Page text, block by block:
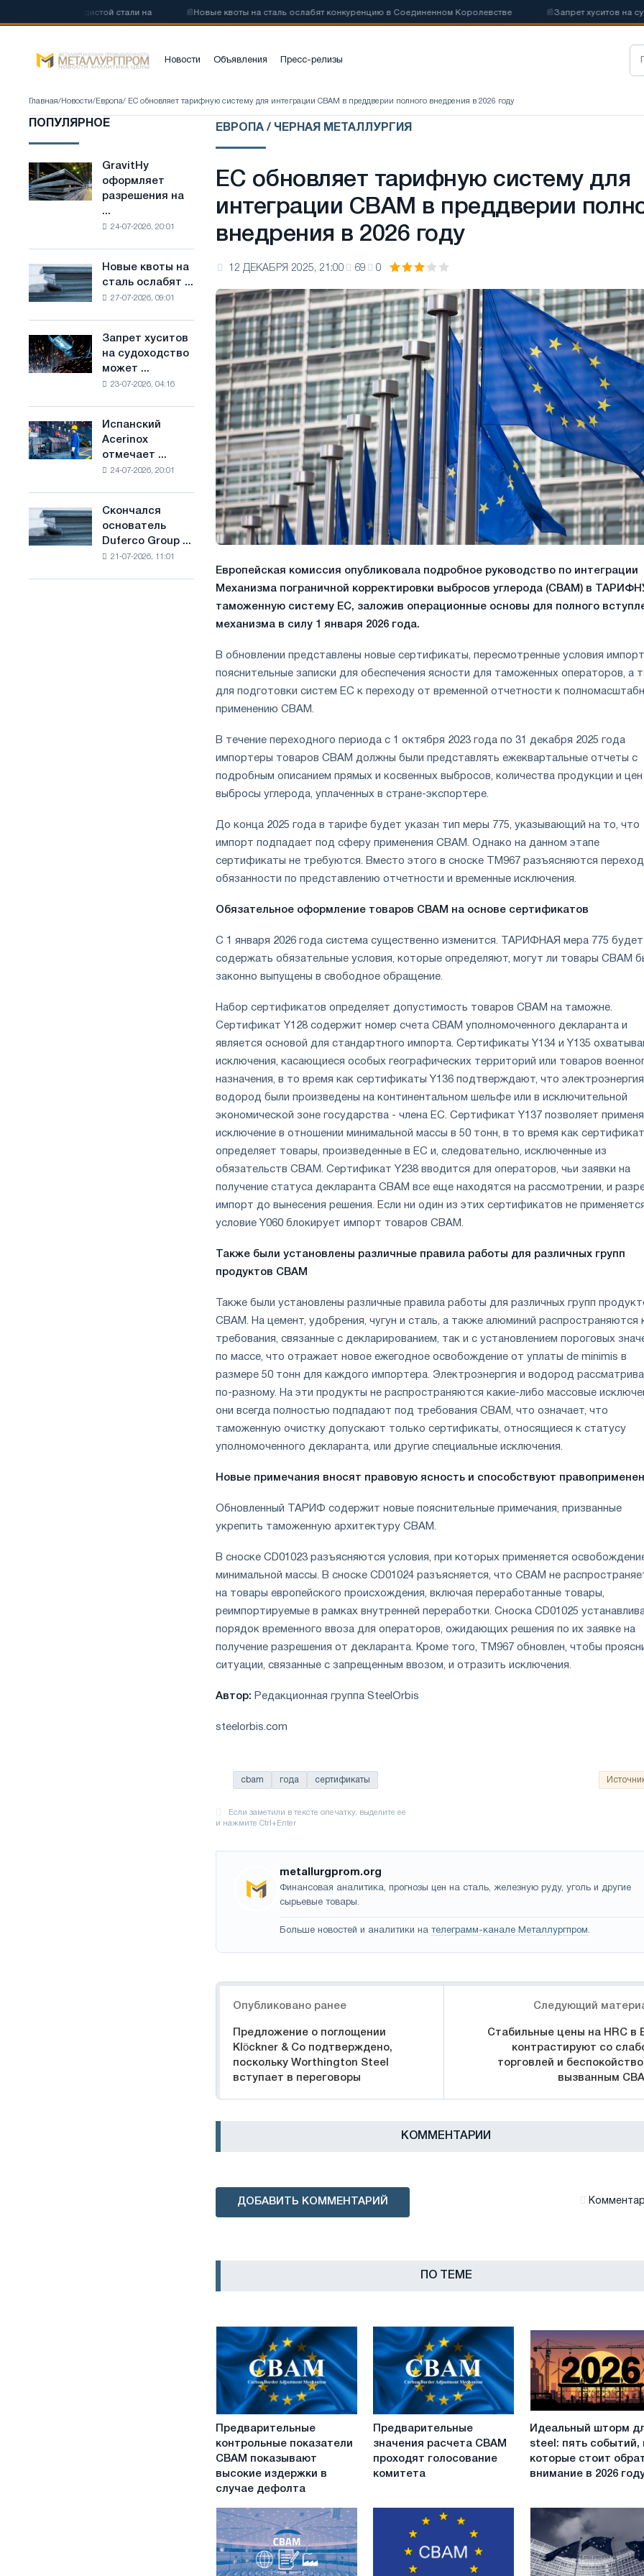
стали на 📰Новые квоты на сталь ослабят конкуренцию в Соединенном Королевстве 📰Запрет хуситов на
Новости Объявления Пресс-релизы
Главная/ Новости/ Европа/ ЕС обновляет тарифную систему для интеграции CBAM в преддверии полного внедрения в 2026 году
ПОПУЛЯРНОЕ
GravitHy
оформляет
разрешения
строительство
производству
низкоуглеродистой
на
основе
водорода
во
GravitHy
оформляет
разрешения на
...
24-07-2026, 20:01
Новые
квоты
на
конкуренцию
в
Новые квоты на
сталь ослабят ...
27-07-2026, 09:01
Запрет
хуситов
на
импорт
Саудовской
Запрет хуситов
на судоходство
может ...
23-07-2026, 04:16
Испанский
Acerinox
отмечает
положительную
втором
полугодии
мерам
Испанский
Acerinox
отмечает ...
24-07-2026, 20:01
Скончался
основатель
Duferco
Скончался
основатель
Duferco Group ...
21-07-2026, 11:01
ЕВРОПА / ЧЕРНАЯ МЕТАЛЛУРГИЯ
ЕС обновляет тарифную систему для
интеграции CBAM в преддверии
внедрения в 2026 году
12 ДЕКАБРЯ 2025, 21:00 69 0
Европейская комиссия опубликовала подробное руководство по интеграции
Механизма пограничной корректировки выбросов углерода (CBAM) в
таможенную систему ЕС, заложив операционные основы для полного
механизма в силу 1 января 2026 года.
В обновлении представлены новые сертификаты, пересмотренные условия
пояснительные записки для обеспечения ясности для таможенных операторов, а
для подготовки систем ЕС к переходу от временной отчетности к
применению CBAM.
В течение переходного периода с 1 октября 2023 года по 31 декабря 2025 года
импортеры товаров CBAM должны были представлять ежеквартальные отчеты с
подробным описанием прямых и косвенных выбросов, количества продукции и цен
выбросы углерода, уплаченных в стране-экспортере.
До конца 2025 года в тарифе будет указан тип меры 775, указывающий на то, что
импорт подпадает под сферу применения CBAM. Однако на данном этапе
сертификаты не требуются. Вместо этого в сноске TM967 разъясняются
обязанности по представлению отчетности и временные исключения.
Обязательное оформление товаров CBAM на основе сертификатов
С 1 января 2026 года система существенно изменится. ТАРИФНАЯ мера 775 будет
содержать обязательные условия, которые определяют, могут ли товары CBAM
законно выпущены в свободное обращение.
Набор сертификатов определяет допустимость товаров CBAM на таможне.
Сертификат Y128 содержит номер счета CBAM уполномоченного декларанта и
является основой для стандартного импорта. Сертификаты Y134 и Y135
исключения, касающиеся особых географических территорий или товаров
назначения, в то время как сертификаты Y136 подтверждают, что
водород были произведены на континентальном шельфе или в исключительной
экономической зоне государства - члена ЕС. Сертификат Y137 позволяет
исключение в отношении минимальной массы в 50 тонн, в то время как
определяет товары, произведенные в ЕС и, следовательно, исключенные из
обязательств CBAM. Сертификат Y238 вводится для операторов, чьи заявки на
получение статуса декларанта CBAM все еще находятся на рассмотрении, и
импорт до вынесения решения. Если ни один из этих сертификатов не
условие Y060 блокирует импорт товаров CBAM.
Также были установлены различные правила работы для различных групп
продуктов CBAM
Также были установлены различные правила работы для различных групп
CBAM. На цемент, удобрения, чугун и сталь, а также алюминий распространяются
требования, связанные с декларированием, так и с установлением пороговых
по массе, что отражает новое ежегодное освобождение от уплаты de minimis в
размере 50 тонн для каждого импортера. Электроэнергия и водород
по-разному. На эти продукты не распространяются какие-либо массовые
они всегда полностью подпадают под требования CBAM, что означает, что
таможенную очистку допускают только сертификаты, относящиеся к статусу
уполномоченного декларанта, или другие специальные исключения.
Новые примечания вносят правовую ясность и способствуют
Обновленный ТАРИФ содержит новые пояснительные примечания, призванные
укрепить таможенную архитектуру CBAM.
В сноске CD01023 разъясняются условия, при которых применяется
минимальной массы. В сноске CD01024 разъясняется, что CBAM не
на товары европейского происхождения, включая переработанные товары,
реимпортируемые в рамках внутренней переработки. Сноска CD01025
порядок временного ввоза для операторов, ожидающих решения по их заявке на
получение разрешения от декларанта. Кроме того, TM967 обновлен, чтобы
ситуации, связанные с запрещенным ввозом, и отразить исключения.
Автор: Редакционная группа SteelOrbis
steelorbis.com
cbam года сертификаты
metallurgprom.org
Финансовая аналитика, прогнозы цен на сталь, железную руду, уголь и другие
сырьевые товары.
Больше новостей и аналитики на телеграмм-канале Металлургпром.
Опубликовано ранее
Предложение о поглощении
Klöckner & Co подтверждено,
поскольку Worthington Steel
вступает в переговоры
Следующий
Стабильные цены на HRC в
контрастируют со
торговлей и
вызванным
КОММЕНТАРИИ
ДОБАВИТЬ КОММЕНТАРИЙ
ПО ТЕМЕ
Предварительные
контрольные
показатели
показывают
высокие
издержки
в
случае
дефолта
Предварительные
контрольные показатели
CBAM показывают
высокие издержки в
случае дефолта
Предварительные
значения
CBAM
Предварительные
значения расчета CBAM
проходят голосование
комитета
Идеальный
шторм
событий,
которые
стоит
обратить
Идеальный шторм
steel: пять событий,
которые стоит
внимание в 2026